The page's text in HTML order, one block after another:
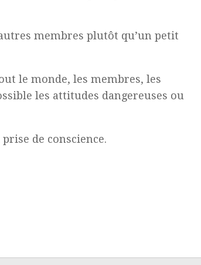
membres plutôt qu’un petit
le monde, les membres, les
les attitudes dangereuses ou
de conscience.